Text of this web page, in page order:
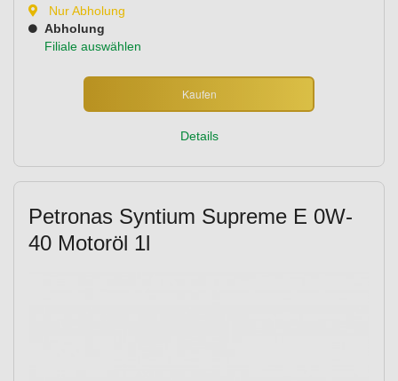
Nur Abholung
Abholung
Filiale auswählen
Kaufen
Details
Petronas Syntium Supreme E 0W-
40 Motoröl 1l